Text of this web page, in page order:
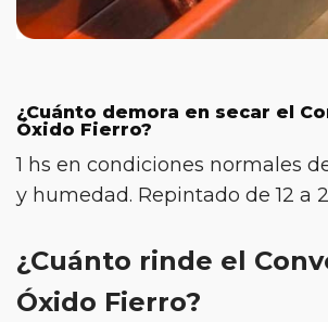
¿Cuánto demora en secar el
Óxido Fierro?
1 hs en condiciones normales
y humedad. Repintado de 12 a
¿Cuánto rinde el
Óxido Fierro?